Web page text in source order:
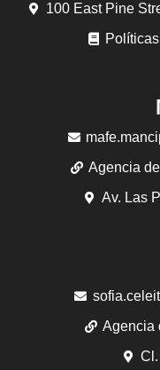
100 East Pine
Agencia
Av. Las
Agencia